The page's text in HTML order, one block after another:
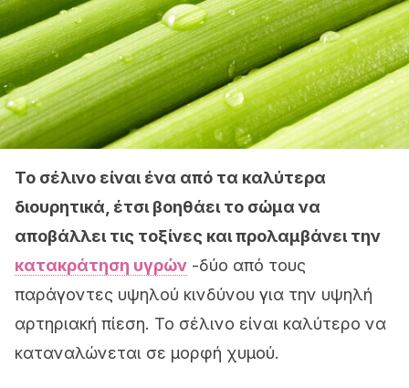
Το σέλινο είναι ένα από τα καλύτερα
διουρητικά, έτσι βοηθάει το σώμα να
αποβάλλει τις τοξίνες και προλαμβάνει την
κατακράτηση υγρών -δύο από τους
παράγοντες υψηλού κινδύνου για την υψηλή
αρτηριακή πίεση. Το σέλινο είναι καλύτερο να
καταναλώνεται σε μορφή χυμού.